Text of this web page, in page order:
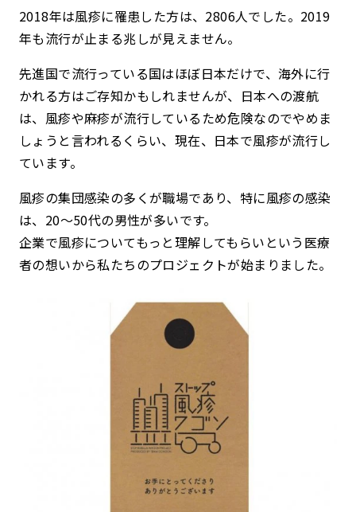
2018年は風疹に罹患した方は、2806人でした。2019
年も流行が止まる兆しが見えません。
先進国で流行っている国はほぼ日本だけで、海外に行
かれる方はご存知かもしれませんが、日本への渡航
は、風疹や麻疹が流行しているため危険なのでやめま
しょうと言われるくらい、現在、日本で風疹が流行し
ています。
風疹の集団感染の多くが職場であり、特に風疹の感染
は、20〜50代の男性が多いです。
企業で風疹についてもっと理解してもらいという医療
者の想いから私たちのプロジェクトが始まりました。